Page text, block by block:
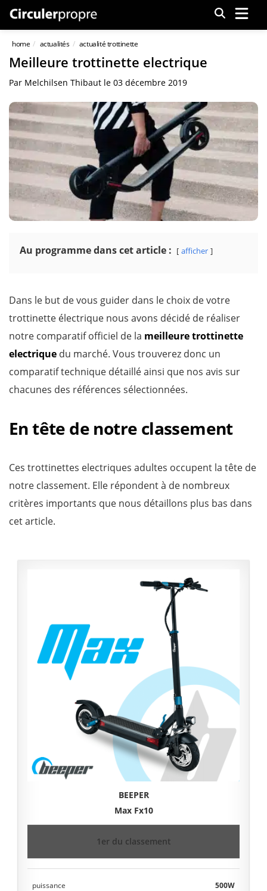
Menu
home actualités actualité trottinette
Meilleure trottinette electrique
Par Melchilsen Thibaut le 03 décembre 2019
Au programme dans cet article : afficher
Dans le but de vous guider dans le choix de votre
trottinette électrique nous avons décidé de réaliser
notre comparatif officiel de la meilleure trottinette
electrique du marché. Vous trouverez donc un
comparatif technique détaillé ainsi que nos avis sur
chacunes des références sélectionnées.
En tête de notre classement
Ces trottinettes electriques adultes occupent la tête de
notre classement. Elle répondent à de nombreux
critères importants que nous détaillons plus bas dans
cet article.
BEEPER
Max Fx10
1er du classement
puissance 500W